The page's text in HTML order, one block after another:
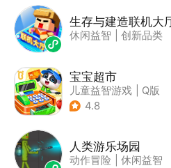
生存与建造联机大
休闲益智 创新品类
宝宝超市
儿童益智游戏
Q版
4.8
人类游乐场园
动作冒险 休闲益智